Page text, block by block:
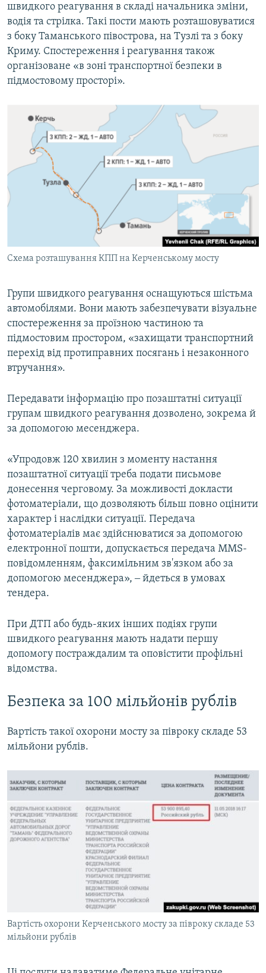
швидкого реагування в складі начальника зміни,
водія та стрілка. Такі пости мають розташовуватися
з боку Таманського півострова, на Тузлі та з боку
Криму. Спостереження і реагування також
організоване «в зоні транспортної безпеки в
підмостовому просторі».
Схема розташування КПП на Керченському мосту
Групи швидкого реагування оснащуються шістьма
автомобілями. Вони мають забезпечувати візуальне
спостереження за проїзною частиною та
підмостовим простором, «захищати транспортний
перехід від протиправних посягань і незаконного
втручання».
Передавати інформацію про позаштатні ситуації
групам швидкого реагування дозволено, зокрема й
за допомогою месенджера.
«Упродовж 120 хвилин з моменту настання
позаштатної ситуації треба подати письмове
донесення черговому. За можливості докласти
фотоматеріали, що дозволяють більш повно оцінити
характер і наслідки ситуації. Передача
фотоматеріалів має здійснюватися за допомогою
електронної пошти, допускається передача MMS-
повідомленням, факсимільним зв'язком або за
допомогою месенджера», ‒ йдеться в умовах
тендера.
При ДТП або будь-яких інших подіях групи
швидкого реагування мають надати першу
допомогу постраждалим та оповістити профільні
відомства.
Безпека за 100 мільйонів рублів
Вартість такої охорони мосту за півроку складе 53
мільйони рублів.
Вартість охорони Керченського мосту за півроку складе 53
мільйони рублів